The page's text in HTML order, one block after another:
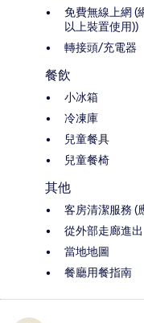
免費無線上網 (
以上裝置使用))
轉接頭/充電器
餐飲
小冰箱
冷凍庫
兒童餐具
兒童餐椅
其他
客房清潔服務 (
從外部走廊進出
當地地圖
餐廳用餐指南